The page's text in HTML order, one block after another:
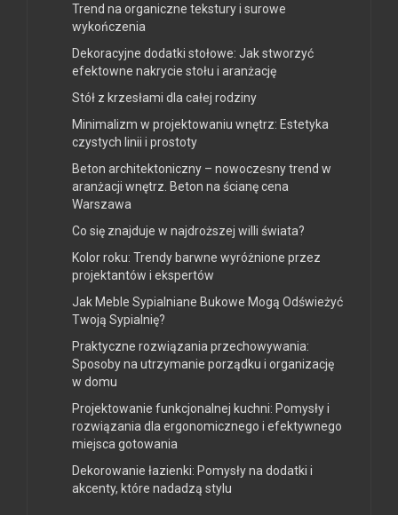
Trend na organiczne tekstury i surowe
wykończenia
Dekoracyjne dodatki stołowe: Jak stworzyć
efektowne nakrycie stołu i aranżację
Stół z krzesłami dla całej rodziny
Minimalizm w projektowaniu wnętrz: Estetyka
czystych linii i prostoty
Beton architektoniczny – nowoczesny trend w
aranżacji wnętrz. Beton na ścianę cena
Warszawa
Co się znajduje w najdroższej willi świata?
Kolor roku: Trendy barwne wyróżnione przez
projektantów i ekspertów
Jak Meble Sypialniane Bukowe Mogą Odświeżyć
Twoją Sypialnię?
Praktyczne rozwiązania przechowywania:
Sposoby na utrzymanie porządku i organizację
w domu
Projektowanie funkcjonalnej kuchni: Pomysły i
rozwiązania dla ergonomicznego i efektywnego
miejsca gotowania
Dekorowanie łazienki: Pomysły na dodatki i
akcenty, które nadadzą stylu